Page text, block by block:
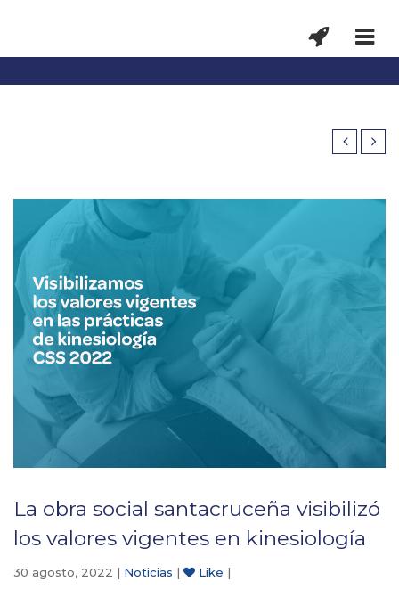
La obra social santacruceña visibilizó
los valores vigentes en kinesiología
30 agosto, 2022 | Noticias | Like |